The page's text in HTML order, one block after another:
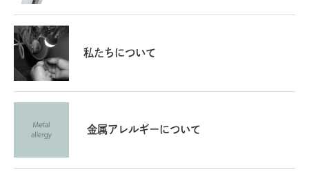
私たちについて
金属アレルギーについて